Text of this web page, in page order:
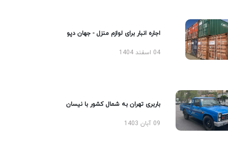
اجاره انبار برای لوازم منزل - جهان دپو
04 اسفند 1404
باربری تهران به شمال کشور با نیسان
09 آبان 1403